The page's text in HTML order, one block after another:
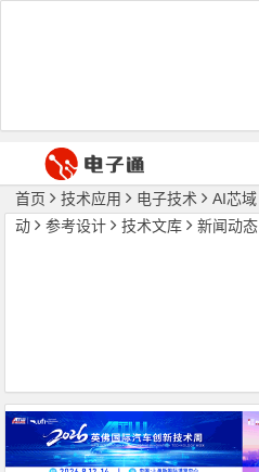
首页 技术应用 电子技术 AI芯域
动
参考设计 技术文库 新闻动态